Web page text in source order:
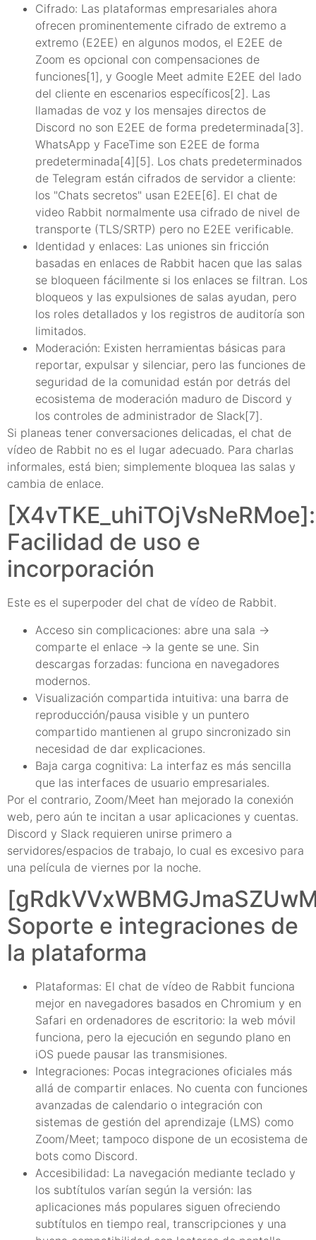
Cifrado: Las plataformas empresariales ahora
ofrecen prominentemente cifrado de extremo a
extremo (E2EE) en algunos modos, el E2EE de
Zoom es opcional con compensaciones de
funciones[1], y Google Meet admite E2EE del lado
del cliente en escenarios específicos[2]. Las
llamadas de voz y los mensajes directos de
Discord no son E2EE de forma predeterminada[3].
WhatsApp y FaceTime son E2EE de forma
predeterminada[4][5]. Los chats predeterminados
de Telegram están cifrados de servidor a cliente:
los "Chats secretos" usan E2EE[6]. El chat de
video Rabbit normalmente usa cifrado de nivel de
transporte (TLS/SRTP) pero no E2EE verificable.
Identidad y enlaces: Las uniones sin fricción
basadas en enlaces de Rabbit hacen que las salas
se bloqueen fácilmente si los enlaces se filtran. Los
bloqueos y las expulsiones de salas ayudan, pero
los roles detallados y los registros de auditoría son
limitados.
Moderación: Existen herramientas básicas para
reportar, expulsar y silenciar, pero las funciones de
seguridad de la comunidad están por detrás del
ecosistema de moderación maduro de Discord y
los controles de administrador de Slack[7].
Si planeas tener conversaciones delicadas, el chat de
vídeo de Rabbit no es el lugar adecuado. Para charlas
informales, está bien; simplemente bloquea las salas y
cambia de enlace.
[X4vTKE_uhiTOjVsNeRMoe]:
Facilidad de uso e
incorporación
Este es el superpoder del chat de vídeo de Rabbit.
Acceso sin complicaciones: abre una sala →
comparte el enlace → la gente se une. Sin
descargas forzadas: funciona en navegadores
modernos.
Visualización compartida intuitiva: una barra de
reproducción/pausa visible y un puntero
compartido mantienen al grupo sincronizado sin
necesidad de dar explicaciones.
Baja carga cognitiva: La interfaz es más sencilla
que las interfaces de usuario empresariales.
Por el contrario, Zoom/Meet han mejorado la conexión
web, pero aún te incitan a usar aplicaciones y cuentas.
Discord y Slack requieren unirse primero a
servidores/espacios de trabajo, lo cual es excesivo para
una película de viernes por la noche.
Soporte e integraciones de
la plataforma
Plataformas: El chat de vídeo de Rabbit funciona
mejor en navegadores basados en Chromium y en
Safari en ordenadores de escritorio: la web móvil
funciona, pero la ejecución en segundo plano en
iOS puede pausar las transmisiones.
Integraciones: Pocas integraciones oficiales más
allá de compartir enlaces. No cuenta con funciones
avanzadas de calendario o integración con
sistemas de gestión del aprendizaje (LMS) como
Zoom/Meet; tampoco dispone de un ecosistema de
bots como Discord.
Accesibilidad: La navegación mediante teclado y
los subtítulos varían según la versión: las
aplicaciones más populares siguen ofreciendo
subtítulos en tiempo real, transcripciones y una